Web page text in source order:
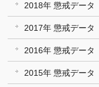
2018年 懲戒データ
2017年 懲戒データ
2016年 懲戒データ
2015年 懲戒データ